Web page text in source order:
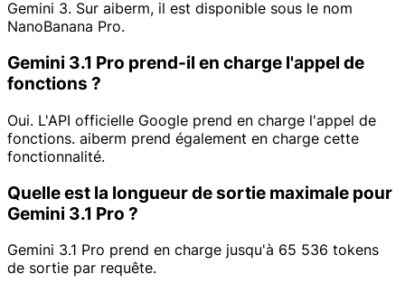
Gemini 3. Sur aiberm, il est disponible sous le nom
NanoBanana Pro.
Gemini 3.1 Pro prend-il en charge l'appel de
fonctions ?
Oui. L'API officielle Google prend en charge l'appel de
fonctions. aiberm prend également en charge cette
fonctionnalité.
Quelle est la longueur de sortie maximale pour
Gemini 3.1 Pro ?
Gemini 3.1 Pro prend en charge jusqu'à 65 536 tokens
de sortie par requête.